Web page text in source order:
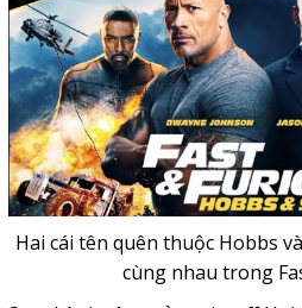
Hai cái tên quên thuộc Hobbs
cùng nhau trong